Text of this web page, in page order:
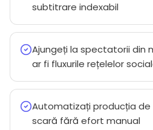
subtitrare indexabil
Ajungeți la spectatorii din
ar fi fluxurile rețelelor
Automatizați producția
scară fără efort manual